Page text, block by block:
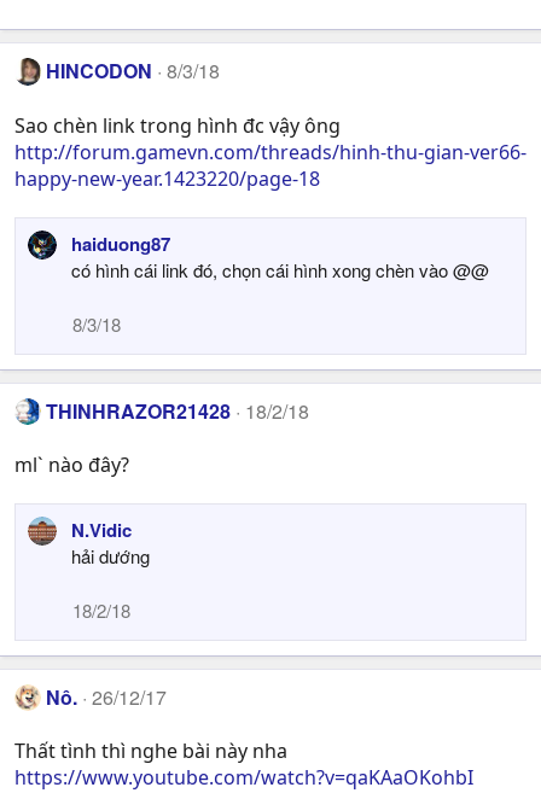
HINCODON 8/3/18
Sao chèn link trong hình đc vậy ông
http://forum.gamevn.com/threads/hinh-thu-gian-ver66-
happy-new-year.1423220/page-18
haiduong87
có hình cái link đó, chọn cái hình xong chèn vào @@
8/3/18
THINHRAZOR21428 18/2/18
ml` nào đây?
N.Vidic
hải dướng
18/2/18
Nô. 26/12/17
Thất tình thì nghe bài này nha
https://www.youtube.com/watch?v=qaKAaOKohbI